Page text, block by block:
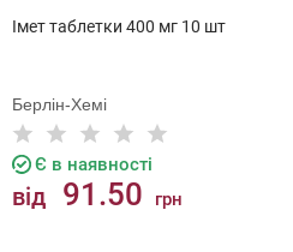
Імет таблетки 400 мг 10 шт
Берлін-Хемі
Є в наявності
від 91.50 грн